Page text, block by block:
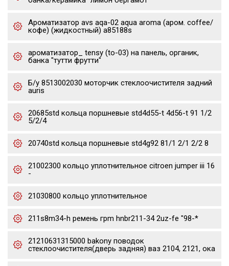
Ароматизатор avs aqa-02 aqua aroma (аром. coffee/
кофе) (жидкостный) a85188s
ароматизатор_ tensy (to-03) на панель, органик,
банка "тутти фрутти"
Б/у 8513002030 моторчик стеклоочистителя задний
auris
20685std кольца поршневые std4d55-t 4d56-t 91 1/2
5/2/4
20740std кольца поршневые std4g92 81/1 2/1 2/2 8
21002300 кольцо уплотнительное citroen jumper iii 16
-
21030800 кольцо уплотнительное
211s8m34-h ремень грm hnbr211-34 2uz-fe "98-*
21210631315000 bakony поводок
стеклоочистителя(дверь задняя) ваз 2104, 2121, ока